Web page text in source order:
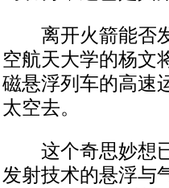
离开火箭能否发
空航天大学的杨文
磁悬浮列车的高速
太空去。
这个奇思妙想已
发射技术的悬浮与